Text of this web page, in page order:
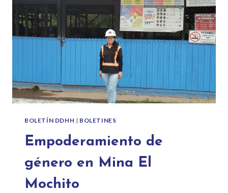
BOLETÍN DDHH | BOLETINES
Empoderamiento de
género en Mina El
Mochito